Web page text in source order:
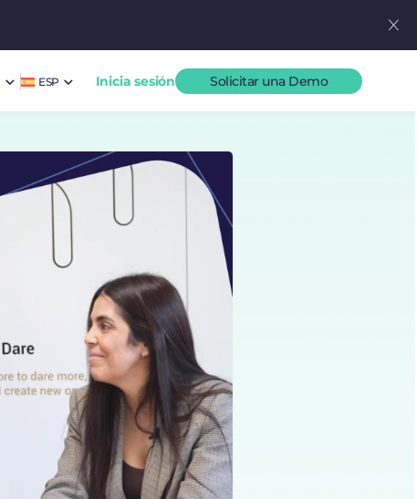
ESP Inicia sesión Solicitar una Demo